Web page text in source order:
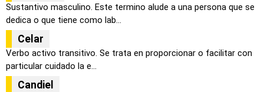
Sustantivo masculino. Este termino alude a una persona que se
dedica o que tiene como lab...
Celar
Verbo activo transitivo. Se trata en proporcionar o facilitar con
particular cuidado la e...
Candiel